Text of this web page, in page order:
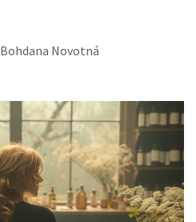
Bohdana Novotná